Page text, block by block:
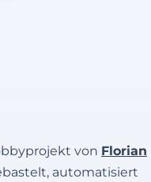
von Florian
automatisiert